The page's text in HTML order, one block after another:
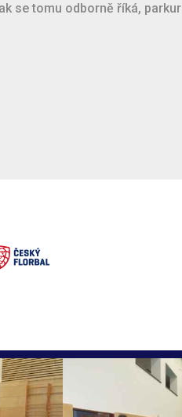
se tomu odborně říká, parkur